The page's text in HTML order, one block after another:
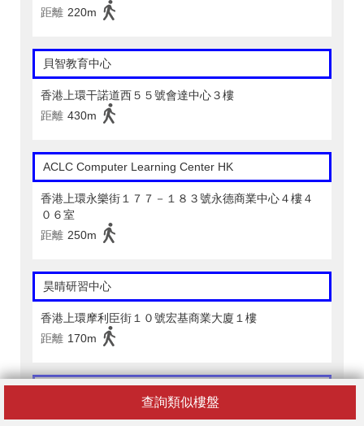
查詢類似樓盤
距離 220m
貝智教育中心
香港上環干諾道西５５號會達中心３樓
距離 430m
ACLC Computer Learning Center HK
香港上環永樂街１７７－１８３號永德商業中心４樓４
０６室
距離 250m
昊晴研習中心
香港上環摩利臣街１０號宏基商業大廈１樓
距離 170m
Aunty Lavina Education Centre (Sheung Wan)
香港上環皇后大道中３０５－３１３號永業中心１樓Ａ